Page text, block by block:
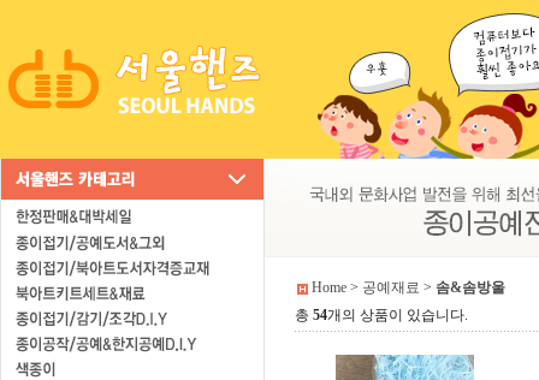
Home > 공예재료 > 솜&솜방울
총 54개의 상품이 있습니다.